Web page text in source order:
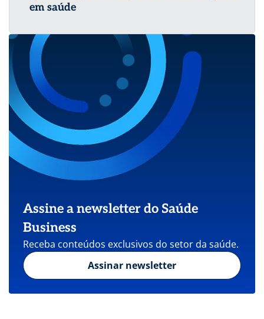
em saúde
Assine a newsletter do Saúde
Business
Receba conteúdos exclusivos do setor da saúde.
Assinar newsletter